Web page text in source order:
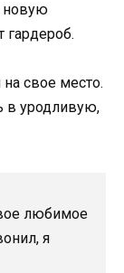
новую
гардероб.
свое место.
в уродливую,
любимое
я